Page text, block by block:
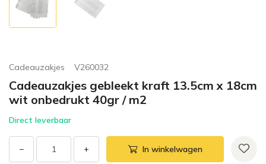
Cadeauzakjes V260032
Cadeauzakjes gebleekt kraft 13.5cm x 18cm
wit onbedrukt 40gr / m2
Direct leverbaar
− + In winkelwagen